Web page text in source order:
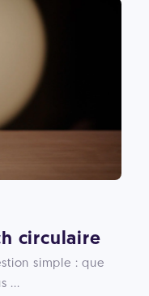
circulaire
simple : que
...